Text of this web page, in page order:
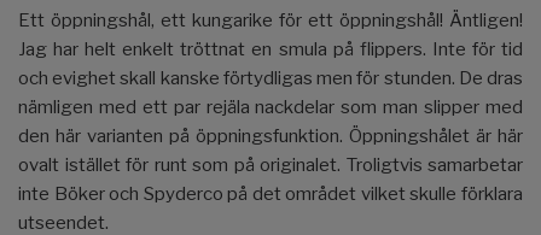
Ett öppningshål, ett kungarike för ett öppningshål! Äntligen!
Jag har helt enkelt tröttnat en smula på flippers. Inte för tid
och evighet skall kanske förtydligas men för stunden. De dras
nämligen med ett par rejäla nackdelar som man slipper med
den här varianten på öppningsfunktion. Öppningshålet är här
ovalt istället för runt som på originalet. Troligtvis samarbetar
inte Böker och Spyderco på det området vilket skulle förklara
utseendet.